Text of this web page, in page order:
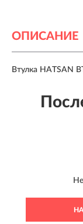
ОПИСАНИЕ
Втулка HATSAN